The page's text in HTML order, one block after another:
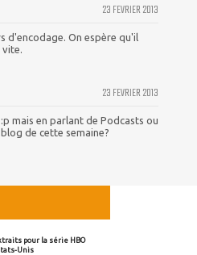
23 FEVRIER 2013
d'encodage. On espère qu'il
vite.
23 FEVRIER 2013
mais en parlant de Podcasts ou
de cette semaine?
pour la série HBO
Unis